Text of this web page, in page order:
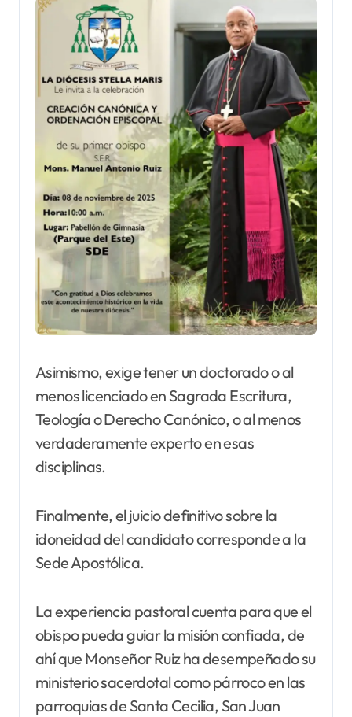
Asimismo, exige tener un doctorado o al
menos licenciado en Sagrada Escritura,
Teología o Derecho Canónico, o al menos
verdaderamente experto en esas
disciplinas.
Finalmente, el juicio definitivo sobre la
idoneidad del candidato corresponde a la
Sede Apostólica.
La experiencia pastoral cuenta para que el
obispo pueda guiar la misión confiada, de
ahí que Monseñor Ruiz ha desempeñado su
ministerio sacerdotal como párroco en las
parroquias de Santa Cecilia, San Juan